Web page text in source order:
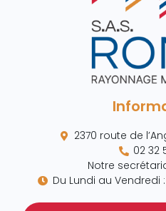
2370 route de
02 32
Notre
Du Lundi au Vendredi